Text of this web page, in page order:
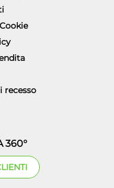
recesso
360°